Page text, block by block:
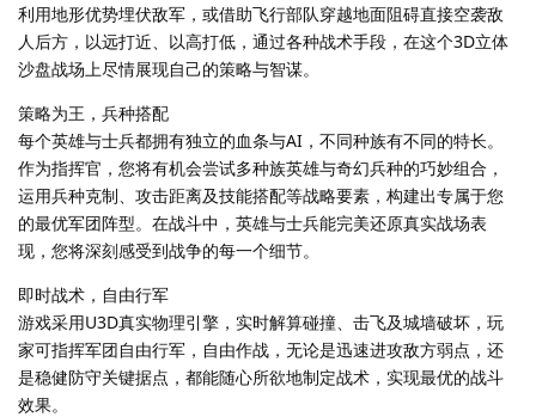
利用地形优势埋伏敌军，或借助飞行部队穿越地面阻碍直接空袭敌
人后方，以远打近、以高打低，通过各种战术手段，在这个3D立体
沙盘战场上尽情展现自己的策略与智谋。
策略为王，兵种搭配
每个英雄与士兵都拥有独立的血条与AI，不同种族有不同的特长。
作为指挥官，您将有机会尝试多种族英雄与奇幻兵种的巧妙组合，
运用兵种克制、攻击距离及技能搭配等战略要素，构建出专属于您
的最优军团阵型。在战斗中，英雄与士兵能完美还原真实战场表
现，您将深刻感受到战争的每一个细节。
即时战术，自由行军
游戏采用U3D真实物理引擎，实时解算碰撞、击飞及城墙破坏，玩
家可指挥军团自由行军，自由作战，无论是迅速进攻敌方弱点，还
是稳健防守关键据点，都能随心所欲地制定战术，实现最优的战斗
效果。